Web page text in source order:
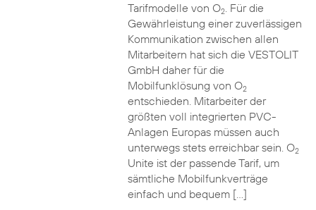
Tarifmodelle von O2. Für die
Gewährleistung einer zuverlässigen
Kommunikation zwischen allen
Mitarbeitern hat sich die VESTOLIT
GmbH daher für die
Mobilfunklösung von O2
entschieden. Mitarbeiter der
größten voll integrierten PVC-
Anlagen Europas müssen auch
unterwegs stets erreichbar sein. O2
Unite ist der passende Tarif, um
sämtliche Mobilfunkverträge
einfach und bequem […]